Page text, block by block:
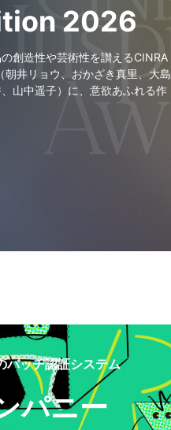
2026
創造性や芸術性を讃えるCINRA
井リョウ、おかざき真里、大島
山中遥子）に、意欲あふれる作
バッヂ認証システム
パニー